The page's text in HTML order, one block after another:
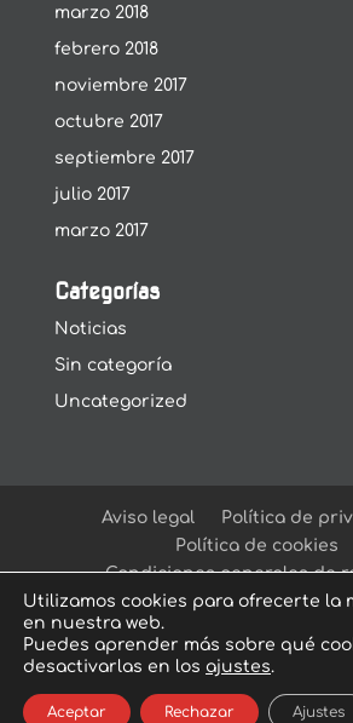
marzo 2018
febrero 2018
noviembre 2017
octubre 2017
septiembre 2017
julio 2017
marzo 2017
Categorías
Noticias
Sin categoría
Uncategorized
Aviso legal
Política de
Política de cookies
Condiciones generales de
© Arcadia Escape Room|
Sevilla
Utilizamos cookies para ofrecerte la
en nuestra web.
Puedes aprender más sobre qué
desactivarlas en los ajustes.
Aceptar Rechazar Ajustes